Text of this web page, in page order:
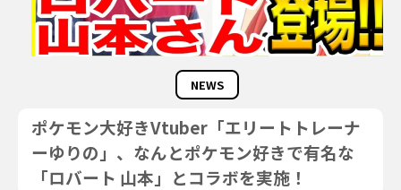
NEWS
ポケモン大好きVtuber「エリートトレーナ
ーゆりの」、なんとポケモン好きで有名な
「ロバート 山本」とコラボを実施！